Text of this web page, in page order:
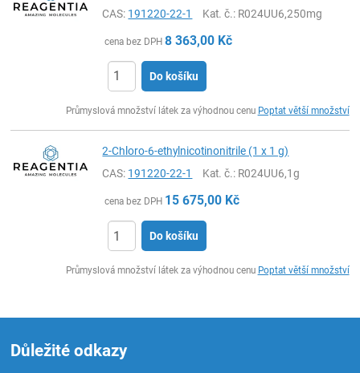
CAS: 191220-22-1 Kat. č.: R024UU6,250mg
cena bez DPH 8 363,00 Kč
Do košíku
Průmyslová množství látek za výhodnou cenu Poptat větší množství
2-Chloro-6-ethylnicotinonitrile (1 x 1 g)
CAS: 191220-22-1 Kat. č.: R024UU6,1g
cena bez DPH 15 675,00 Kč
Do košíku
Průmyslová množství látek za výhodnou cenu Poptat větší množství
Důležité odkazy